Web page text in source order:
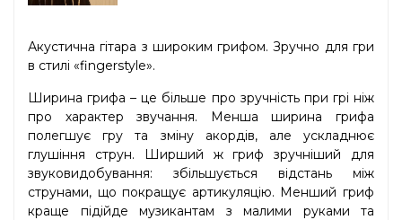
Акустична гітара з широким грифом. Зручно для гри
в стилі «fingerstyle».
Ширина грифа – це більше про зручність при грі ніж
про характер звучання. Менша ширина грифа
полегшує гру та зміну акордів, але ускладнює
глушіння струн. Ширший ж гриф зручніший для
звуковидобування: збільшується відстань між
струнами, що покращує артикуляцію. Менший гриф
краще підійде музикантам з малими руками та